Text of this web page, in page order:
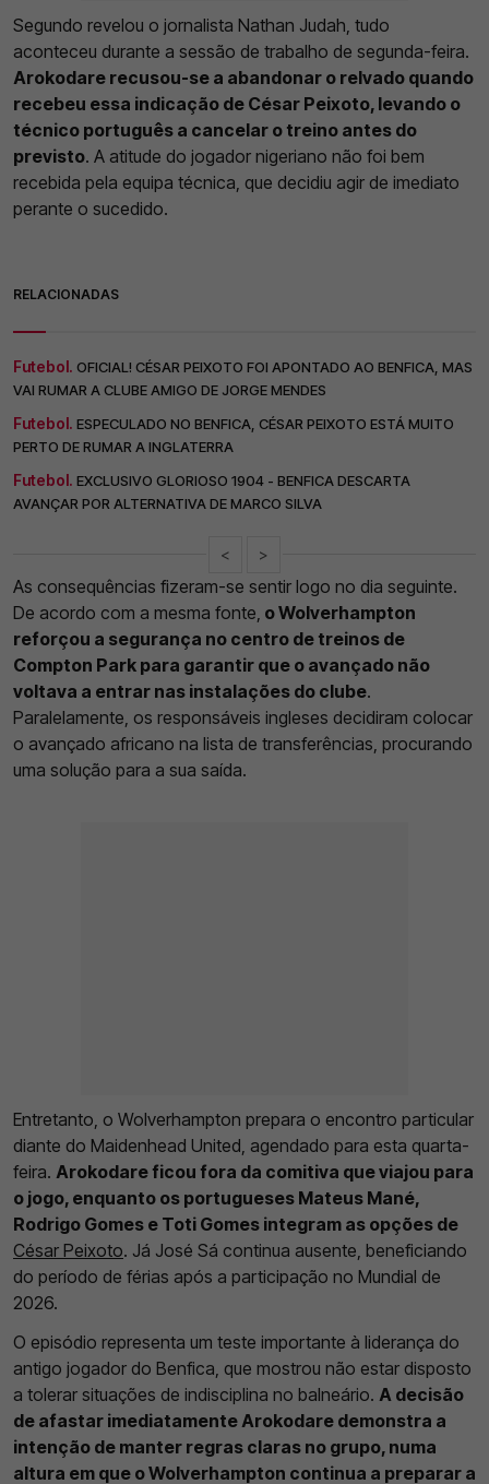
Segundo revelou o jornalista Nathan Judah, tudo
aconteceu durante a sessão de trabalho de segunda-feira.
Arokodare recusou-se a abandonar o relvado quando
recebeu essa indicação de César Peixoto, levando o
técnico português a cancelar o treino antes do
previsto. A atitude do jogador nigeriano não foi bem
recebida pela equipa técnica, que decidiu agir de imediato
perante o sucedido.
RELACIONADAS
Futebol. OFICIAL! CÉSAR PEIXOTO FOI APONTADO AO BENFICA, MAS
VAI RUMAR A CLUBE AMIGO DE JORGE MENDES
Futebol. ESPECULADO NO BENFICA, CÉSAR PEIXOTO ESTÁ MUITO
PERTO DE RUMAR A INGLATERRA
Futebol. EXCLUSIVO GLORIOSO 1904 - BENFICA DESCARTA
AVANÇAR POR ALTERNATIVA DE MARCO SILVA
< >
As consequências fizeram-se sentir logo no dia seguinte.
De acordo com a mesma fonte, o Wolverhampton
reforçou a segurança no centro de treinos de
Compton Park para garantir que o avançado não
voltava a entrar nas instalações do clube.
Paralelamente, os responsáveis ingleses decidiram colocar
o avançado africano na lista de transferências, procurando
uma solução para a sua saída.
Entretanto, o Wolverhampton prepara o encontro particular
diante do Maidenhead United, agendado para esta quarta-
feira. Arokodare ficou fora da comitiva que viajou para
o jogo, enquanto os portugueses Mateus Mané,
Rodrigo Gomes e Toti Gomes integram as opções de
César Peixoto. Já José Sá continua ausente, beneficiando
do período de férias após a participação no Mundial de
2026.
O episódio representa um teste importante à liderança do
antigo jogador do Benfica, que mostrou não estar disposto
a tolerar situações de indisciplina no balneário. A decisão
de afastar imediatamente Arokodare demonstra a
intenção de manter regras claras no grupo, numa
altura em que o Wolverhampton continua a preparar a